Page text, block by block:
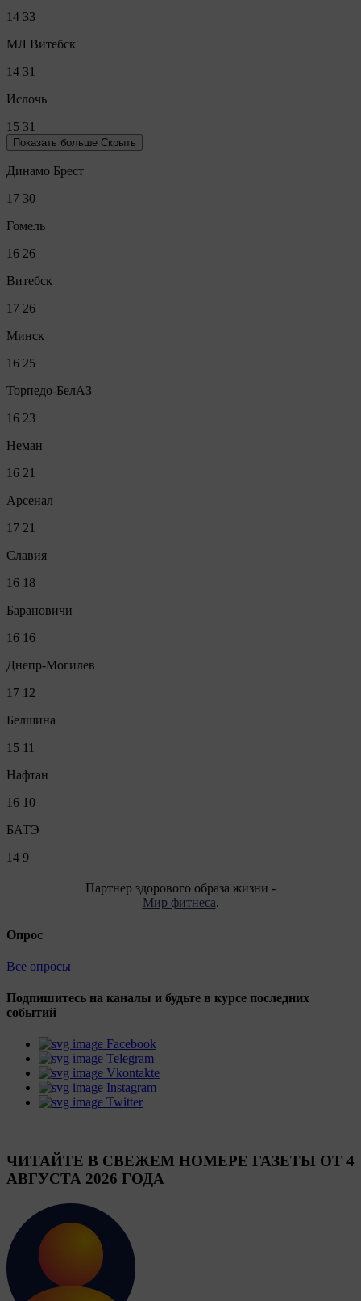
14 33
МЛ Витебск
14 31
Ислочь
15 31
Показать больше Скрыть
Динамо Брест
17 30
Гомель
16 26
Витебск
17 26
Минск
16 25
Торпедо-БелАЗ
16 23
Неман
16 21
Арсенал
17 21
Славия
16 18
Барановичи
16 16
Днепр-Могилев
17 12
Белшина
15 11
Нафтан
16 10
БАТЭ
14 9
Партнер здорового образа жизни -
Мир фитнеса.
Опрос
Все опросы
Подпишитесь на каналы и будьте в курсе последних
событий
Facebook
Telegram
Vkontakte
Instagram
Twitter
ЧИТАЙТЕ В СВЕЖЕМ НОМЕРЕ ГАЗЕТЫ ОТ 4
АВГУСТА 2026 ГОДА